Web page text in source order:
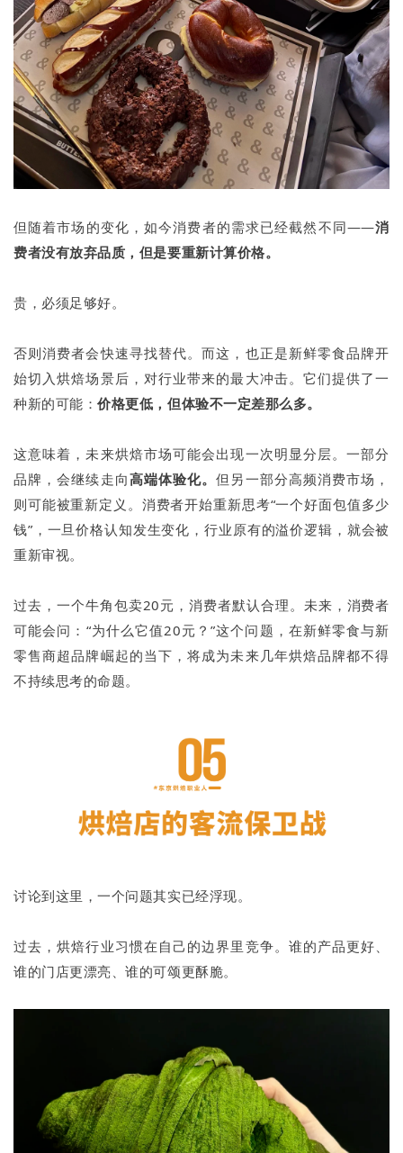
但随着市场的变化，如今消费者的需求已经截然不同——消
费者没有放弃品质，但是要重新计算价格。
贵，必须足够好。
否则消费者会快速寻找替代。而这，也正是新鲜零食品牌开
始切入烘焙场景后，对行业带来的最大冲击。它们提供了一
种新的可能：价格更低，但体验不一定差那么多。
这意味着，未来烘焙市场可能会出现一次明显分层。一部分
品牌，会继续走向高端体验化。但另一部分高频消费市场，
则可能被重新定义。消费者开始重新思考“一个好面包值多少
钱”，一旦价格认知发生变化，行业原有的溢价逻辑，就会被
重新审视。
过去，一个牛角包卖20元，消费者默认合理。未来，消费者
可能会问：“为什么它值20元？”这个问题，在新鲜零食与新
零售商超品牌崛起的当下，将成为未来几年烘焙品牌都不得
不持续思考的命题。
讨论到这里，一个问题其实已经浮现。
过去，烘焙行业习惯在自己的边界里竞争。谁的产品更好、
谁的门店更漂亮、谁的可颂更酥脆。